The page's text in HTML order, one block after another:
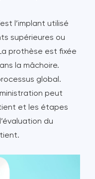
l’implant utilisé
supérieures ou
prothèse est fixée
la mâchoire.
global.
peut
et les étapes
du